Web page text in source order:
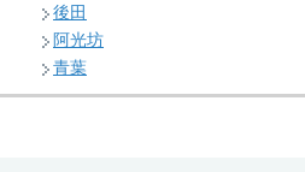
後田
阿光坊
青葉